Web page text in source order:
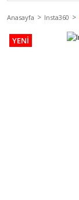
Anasayfa Insta360
YENİ